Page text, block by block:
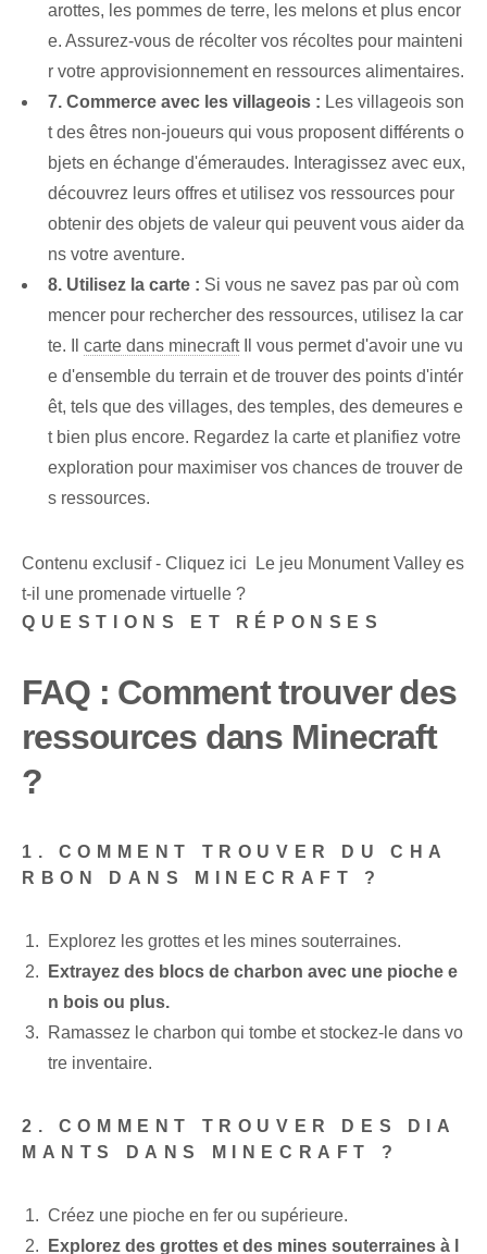
arottes, les pommes de terre, les melons et plus encor
e. Assurez-vous de récolter vos récoltes pour mainteni
r votre approvisionnement en ressources alimentaires.
7. Commerce avec les villageois : Les villageois son
t des êtres non-joueurs qui vous proposent différents o
bjets en échange d'émeraudes. Interagissez avec eux,
découvrez leurs offres et utilisez vos ressources pour
obtenir des objets de valeur qui peuvent vous aider da
ns votre aventure.
8. Utilisez la carte : Si vous ne savez pas par où com
mencer pour rechercher des ressources, utilisez la car
te. Il carte dans minecraftIl vous permet d'avoir une vu
e d'ensemble du terrain et de trouver des points d'intér
êt, tels que des villages, des temples, des demeures e
t bien plus encore. Regardez la carte et planifiez votre
exploration pour maximiser vos chances de trouver de
s ressources.
Contenu exclusif - Cliquez ici Le jeu Monument Valley es
t-il une promenade virtuelle ?
QUESTIONS ET RÉPONSES
FAQ : Comment trouver des
ressources dans Minecraft
?
1. COMMENT TROUVER DU CHA
RBON DANS MINECRAFT ?
Explorez les grottes et les mines souterraines.
Extrayez des blocs de charbon avec une pioche e
n bois ou plus.
Ramassez le charbon qui tombe et stockez-le dans vo
tre inventaire.
2. COMMENT TROUVER DES DIA
MANTS DANS MINECRAFT ?
Créez une pioche en fer ou supérieure.
Explorez des grottes et des mines souterraines à l